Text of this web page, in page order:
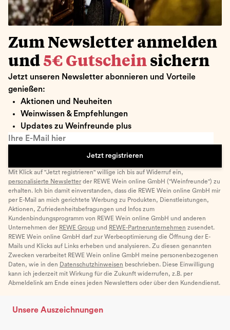
Zum Newsletter anmelden
und 5€ Gutschein sichern
Jetzt unseren Newsletter abonnieren und Vorteile
genießen:
Aktionen und Neuheiten
Weinwissen & Empfehlungen
Updates zu Weinfreunde plus
Ihre E-Mail hier
Jetzt registrieren
Mit Klick auf "Jetzt registrieren" willige ich bis auf Widerruf ein,
personalisierte Newsletter der REWE Wein online GmbH ("Weinfreunde") zu
erhalten. Ich bin damit einverstanden, dass die REWE Wein online GmbH mir
per E-Mail an mich gerichtete Werbung zu Produkten, Dienstleistungen,
Aktionen, Zufriedenheitsbefragungen und Infos zum
Kundenbindungsprogramm von REWE Wein online GmbH und anderen
Unternehmen der REWE Group und REWE-Partnerunternehmen zusendet.
REWE Wein online GmbH darf zur Werbeoptimierung die Öffnung der E-
Mails und Klicks auf Links erheben und analysieren. Zu diesen genannten
Zwecken verarbeitet REWE Wein online GmbH meine personenbezogenen
Daten, wie in den Datenschutzhinweisen beschrieben. Diese Einwilligung
kann ich jederzeit mit Wirkung für die Zukunft widerrufen, z.B. per
Abmeldelink am Ende eines jeden Newsletters oder über den Kundendienst.
Unsere Auszeichnungen